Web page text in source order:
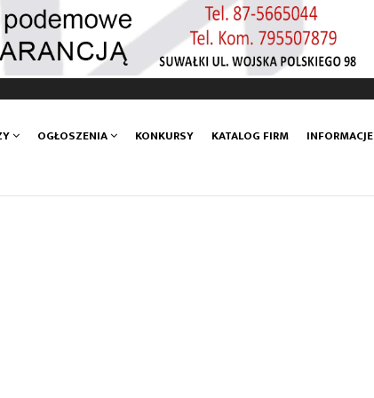
OGŁOSZENIA KONKURSY KATALOG FIRM INFORMACJE